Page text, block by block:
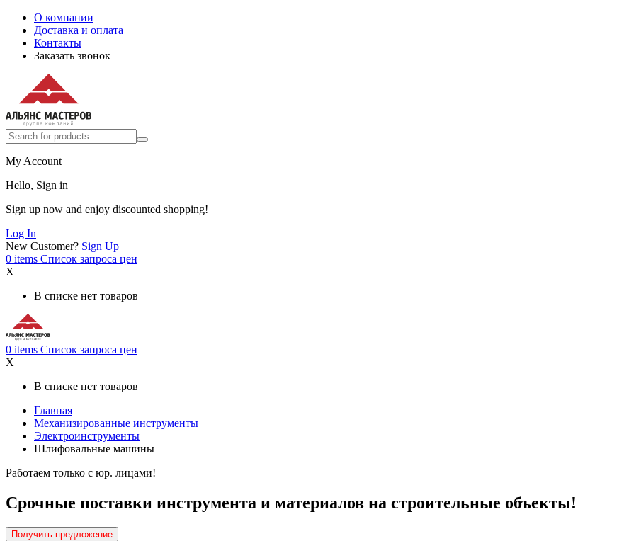
О компании
Доставка и оплата
Контакты
Заказать звонок
My Account
Hello, Sign in
Sign up now and enjoy discounted shopping!
Log In
New Customer? Sign Up
0 items Список запроса цен
X
В списке нет товаров
0 items Список запроса цен
X
В списке нет товаров
Главная
Механизированные инструменты
Электроинструменты
Шлифовальные машины
Работаем только с юр. лицами!
Срочные поставки инструмента и материалов на строительные объекты!
Получить предложение